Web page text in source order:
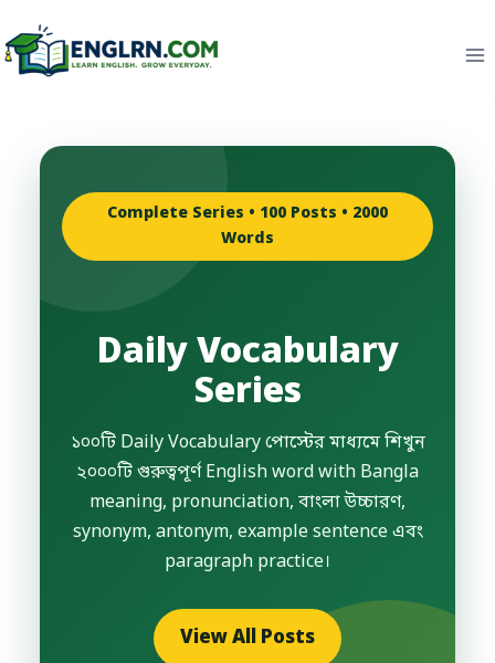
to
content
Complete Series • 100 Posts • 2000
Words
Daily Vocabulary
Series
১০০টি Daily Vocabulary পোস্টের মাধ্যমে শিখুন
২০০০টি গুরুত্বপূর্ণ English word with Bangla
meaning, pronunciation, বাংলা উচ্চারণ,
synonym, antonym, example sentence এবং
paragraph practice।
View All Posts